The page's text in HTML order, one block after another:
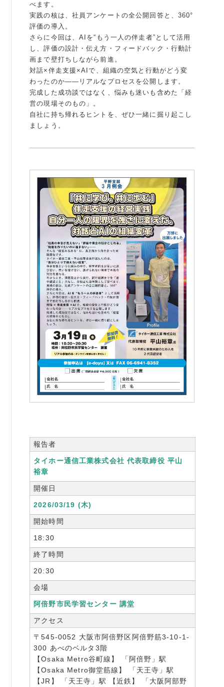
例会案内・活動報告
例会案内・活動報告
入会案内
よくある質問
事務局
コンテンツ
ニュース
書籍紹介
06-6944-1251
FAX: 06-6941-8352
大阪市中央区農人橋2丁目-1-30 谷町八木ビル4F
べます。
実践の核は、社員アンケートの全公開回答と、360°
評価の導入。
さらに今回は、AIを“もう一人の伴走者”として活用
し、評価の設計・伝え方・フィードバック・行動計
画まで壁打ちしながら前進。
対話×伴走支援×AIで、組織の空気と行動がどう変
わったのか——リアルなプロセスを公開します。
完成した成功談ではなく、悩みも迷いも含めた「経
営の現場そのもの」。
自社に持ち帰れるヒントを、ぜひ一緒に掘り起こし
ましょう。
報告者
タイホー通信工業株式会社 代表取締役 平山
裕章
開催日
2026/03/19 (木)
開始時間
18:30
終了時間
20:30
会場
阿倍野市民学習センター 講堂
アクセス
〒545-0052 大阪市阿倍野区阿倍野筋3-10-1-
300 あべのベルタ3階
【Osaka Metro谷町線】 「阿倍野」駅
【Osaka Metro御堂筋線】 「天王寺」駅
【JR】 「天王寺」駅 【近鉄】 「大阪阿部野